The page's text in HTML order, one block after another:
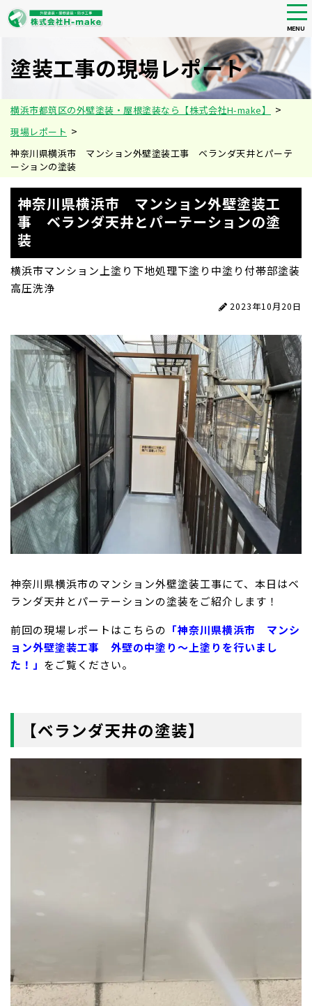
main
MENU
塗装工事の現場レポート
横浜市都筑区の外壁塗装・屋根塗装なら【株式会社H-make】 >
現場レポート >
神奈川県横浜市 マンション外壁塗装工事 ベランダ天井とパーテ
ーションの塗装
神奈川県横浜市 マンション外壁塗装工
事 ベランダ天井とパーテーションの塗
装
横浜市マンション 上塗り 下地処理下塗り 中塗り付帯部塗装
高圧洗浄
2023年10月20日
神奈川県横浜市のマンション外壁塗装工事にて、本日はベ
ランダ天井とパーテーションの塗装をご紹介します！
前回の現場レポートはこちらの 「神奈川県横浜市 マンシ
ョン外壁塗装工事 外壁の中塗り〜上塗りを行いまし
た！」 をご覧ください。
【ベランダ天井の塗装】